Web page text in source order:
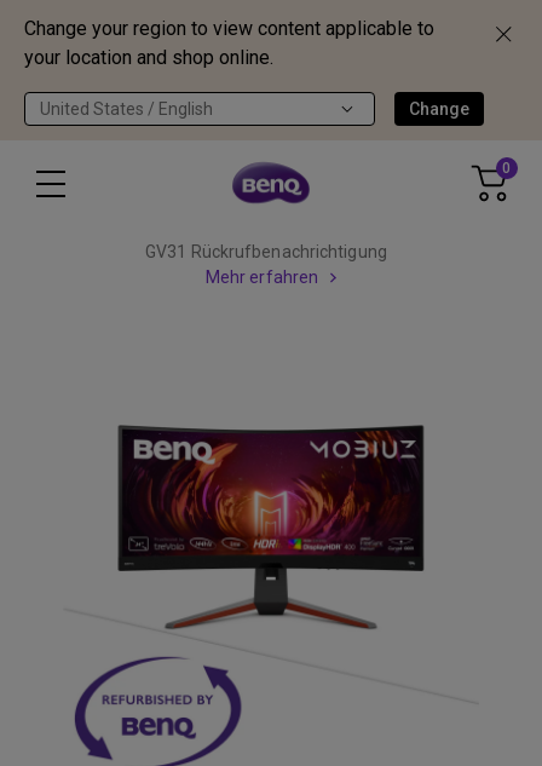
Change your region to view content applicable to
your location and shop online.
United States / English Change
0
GV31 Rückrufbenachrichtigung
Mehr erfahren